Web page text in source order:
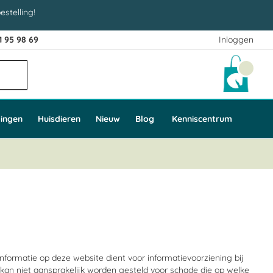
Inloggen
95 98 69
Huisdieren Nieuw Blog Kenniscentrum
op deze website dient voor informatievoorziening bij
niet aansprakelijk worden gesteld voor schade die op welke